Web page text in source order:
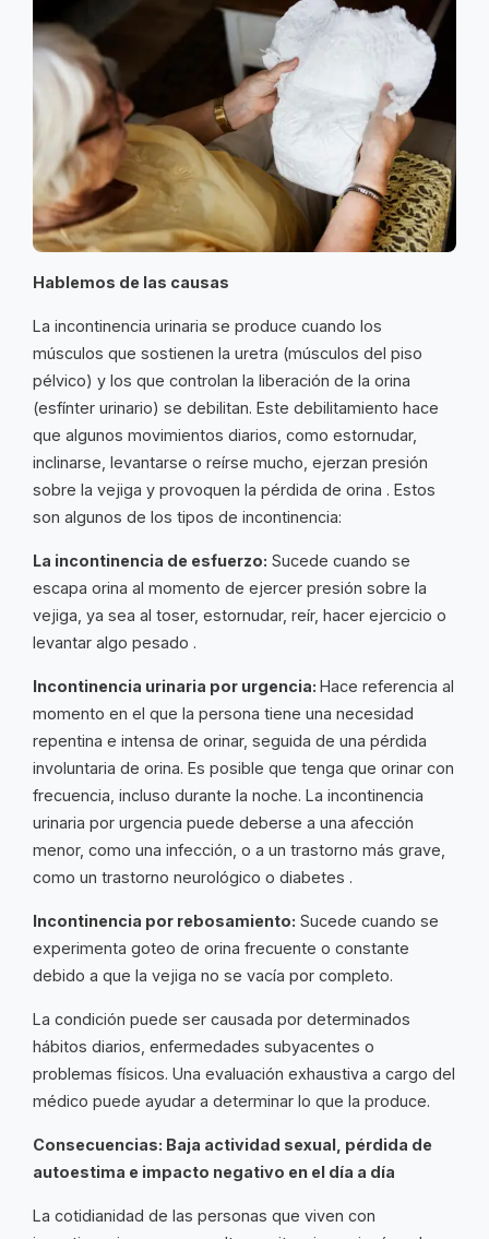
Hablemos de las causas
La incontinencia urinaria se produce cuando los
músculos que sostienen la uretra (músculos del piso
pélvico) y los que controlan la liberación de la orina
(esfínter urinario) se debilitan. Este debilitamiento hace
que algunos movimientos diarios, como estornudar,
inclinarse, levantarse o reírse mucho, ejerzan presión
sobre la vejiga y provoquen la pérdida de orina . Estos
son algunos de los tipos de incontinencia:
La incontinencia de esfuerzo: Sucede cuando se
escapa orina al momento de ejercer presión sobre la
vejiga, ya sea al toser, estornudar, reír, hacer ejercicio o
levantar algo pesado .
Incontinencia urinaria por urgencia: Hace referencia al
momento en el que la persona tiene una necesidad
repentina e intensa de orinar, seguida de una pérdida
involuntaria de orina. Es posible que tenga que orinar con
frecuencia, incluso durante la noche. La incontinencia
urinaria por urgencia puede deberse a una afección
menor, como una infección, o a un trastorno más grave,
como un trastorno neurológico o diabetes .
Incontinencia por rebosamiento: Sucede cuando se
experimenta goteo de orina frecuente o constante
debido a que la vejiga no se vacía por completo.
La condición puede ser causada por determinados
hábitos diarios, enfermedades subyacentes o
problemas físicos. Una evaluación exhaustiva a cargo del
médico puede ayudar a determinar lo que la produce.
Consecuencias: Baja actividad sexual, pérdida de
autoestima e impacto negativo en el día a día
La cotidianidad de las personas que viven con